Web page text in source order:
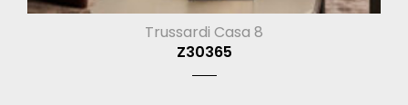
Trussardi Casa 8
Z30365